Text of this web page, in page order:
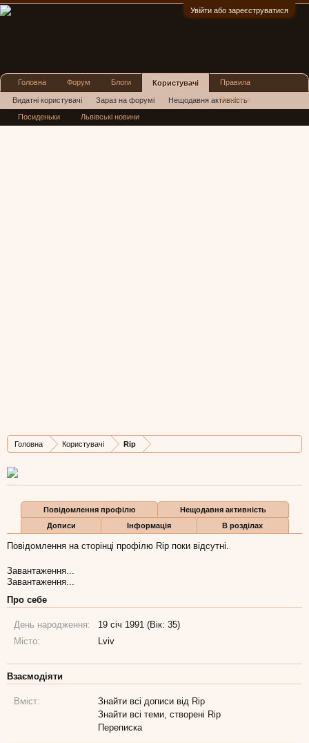
Увійти або зареєструватися
Головна Користувачі Rip
Дописів
0
Карма
0
Бали
0
Повідомлення профілю
Нещодавня активність
Дописи
Інформація В розділах
Повідомлення на сторінці профілю Rip поки відсутні.
Завантаження...
Завантаження...
Про себе
День народження:
19 січ 1991 (Вік: 35)
Місто:
Lviv
Взаємодіяти
Вміст:
Знайти всі дописи від Rip
Знайти всі теми, створені Rip
Переписка
Головна Форум Блоги Користувачі
Видатні користувачі Зараз на форумі Нещодавня активність
Нові повідомлення профілю
Правила
Реклама
Посиденьки Львівські новини